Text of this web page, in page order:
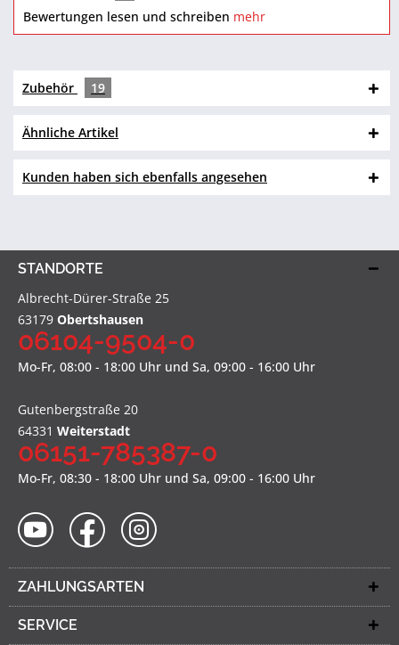
Bewertungen lesen und schreiben mehr
Zubehör 19
Ähnliche Artikel
Kunden haben sich ebenfalls angesehen
STANDORTE
Albrecht-Dürer-Straße 25
63179 Obertshausen
06104-9504-0
Mo-Fr, 08:00 - 18:00 Uhr und Sa, 09:00 - 16:00 Uhr
Gutenbergstraße 20
64331 Weiterstadt
06151-785387-0
Mo-Fr, 08:30 - 18:00 Uhr und Sa, 09:00 - 16:00 Uhr
ZAHLUNGSARTEN
SERVICE